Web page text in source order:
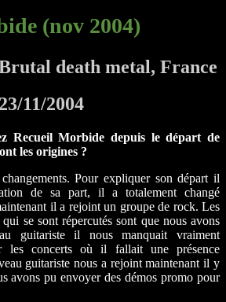
(nov 2004)
death metal, France
23/11/2004
Recueil Morbide depuis le départ de
les origines ?
Pour expliquer son départ il
de sa part, il a totalement changé
il a rejoint un groupe de rock. Les
se sont répercutés sont que nous avons
guitariste il nous manquait vraiment
les concerts où il fallait une présence
guitariste nous a rejoint maintenant il y
avons pu envoyer des démos promo pour